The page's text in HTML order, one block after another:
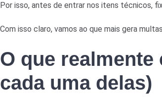
Por isso, antes de entrar nos itens técnicos,
Com isso claro, vamos ao que mais gera
O que
cada uma delas)